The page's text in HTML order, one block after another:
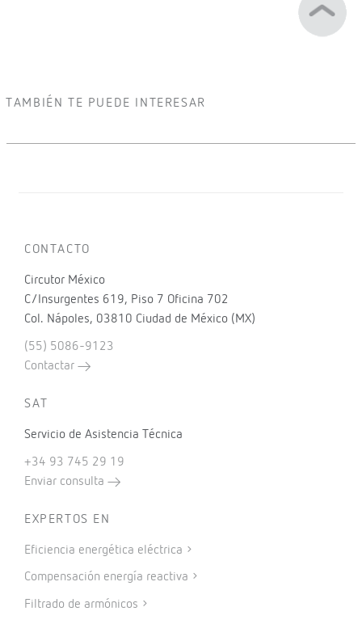
TAMBIÉN TE PUEDE INTERESAR
CONTACTO
Circutor México
C/Insurgentes 619, Piso 7 Oficina 702
Col. Nápoles, 03810 Ciudad de México (MX)
(55) 5086-9123
Contactar
SAT
Servicio de Asistencia Técnica
+34 93 745 29 19
Enviar consulta
EXPERTOS EN
Eficiencia energética eléctrica
Compensación energía reactiva
Filtrado de armónicos